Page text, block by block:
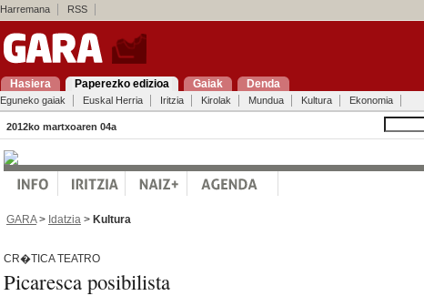
Harremana RSS
Hasiera Paperezko edizioa Gaiak Denda
Eguneko gaiak Euskal Herria Iritzia Kirolak Mundua Kultura Ekonomia
2012ko martxoaren 04a
GARA> Idatzia > Kultura
CR�TICA TEATRO
Picaresca posibilista